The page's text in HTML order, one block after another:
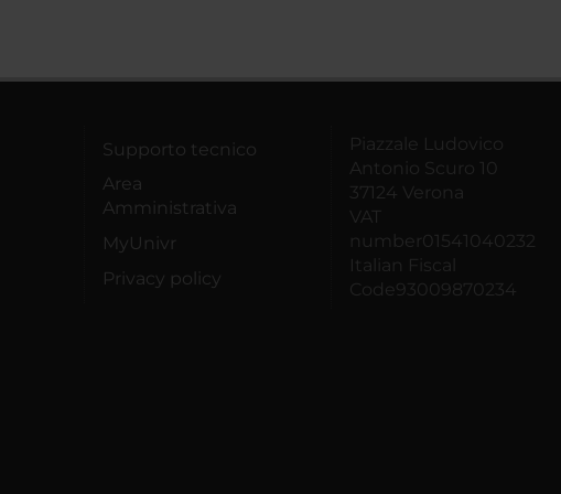
Supporto tecnico
Area
Amministrativa
MyUnivr
Privacy policy
Piazzale Ludovico
Antonio Scuro 10
37124 Verona
VAT
number01541040232
Italian Fiscal
Code93009870234